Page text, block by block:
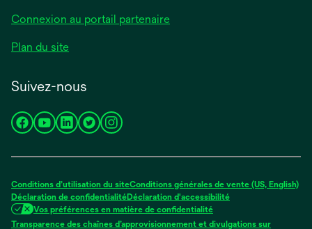
Connexion au portail partenaire
Plan du site
Suivez-nous
s’ouvre
nouvel
onglet
s’ouvre
nouvel
onglet
s’ouvre
nouvel
onglet
s’ouvre
nouvel
onglet
s’ouvre
nouvel
onglet
Conditions d’utilisation du siteConditions générales de vente (US, English)
Déclaration de confidentialitéDéclaration d'accessibilité
Vos préférences en matière de confidentialité
Transparence des chaînes d’approvisionnement et divulgations sur